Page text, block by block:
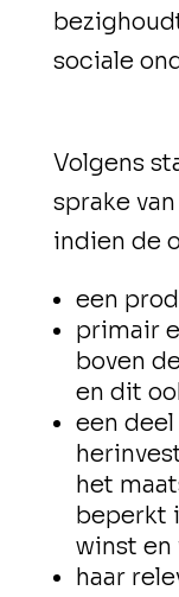
sociale
Volgens
sprake
indien de
een
primair
boven
en dit
een
het
beperkt
winst en
haar